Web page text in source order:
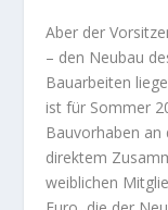
Aber der
– den Neubau
Bauarbeiten
ist für Sommer
Bauvorhaben
direktem
weiblichen